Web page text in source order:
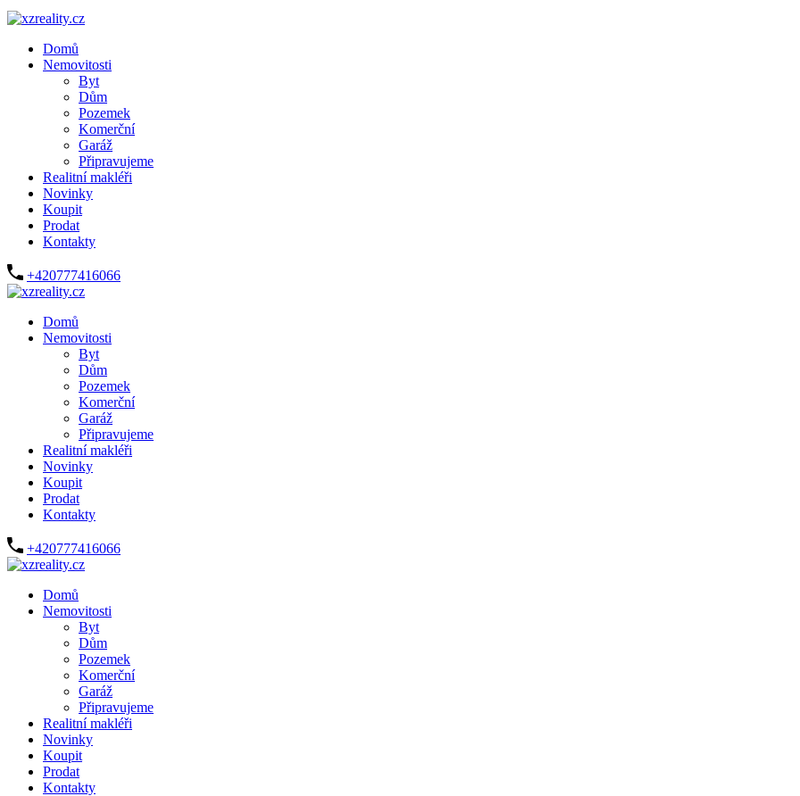
Domů
Nemovitosti
Byt
Dům
Pozemek
Komerční
Garáž
Připravujeme
Realitní makléři
Novinky
Koupit
Prodat
Kontakty
+420777416066
Domů
Nemovitosti
Byt
Dům
Pozemek
Komerční
Garáž
Připravujeme
Realitní makléři
Novinky
Koupit
Prodat
Kontakty
+420777416066
Domů
Nemovitosti
Byt
Dům
Pozemek
Komerční
Garáž
Připravujeme
Realitní makléři
Novinky
Koupit
Prodat
Kontakty